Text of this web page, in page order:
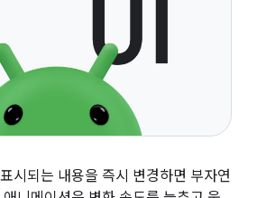
시되는 내용을 즉시 변경하면 부자연